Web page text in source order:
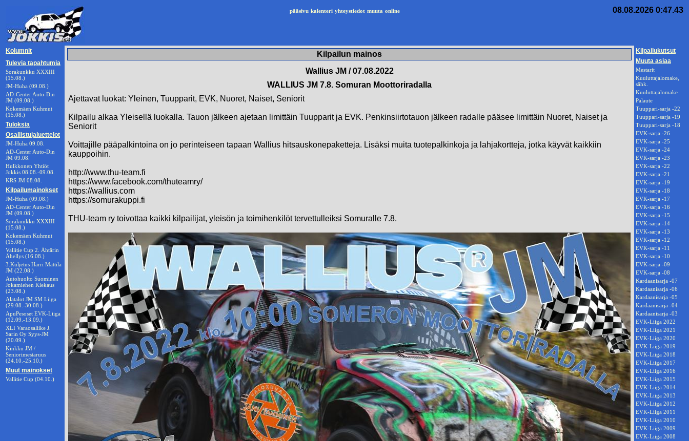
pääsivu kalenteri yhteystiedot muuta online 08.08.2026 0:47.43
Kolumnit
Tulevia tapahtumia
Sorakunkku XXXIII
(15.08.)
JM-Huha (09.08.)
AD-Center Auto-Din
JM (09.08.)
Kokemäen Kuhmut
(15.08.)
Tuloksia
Osallistujaluettelot
JM-Huha 09.08.
AD-Center Auto-Din
JM 09.08.
Hulkkonen Yhtiöt
Jokkis 08.08.-09.08.
KRS JM 08.08.
Kilpailumainokset
JM-Huha (09.08.)
AD-Center Auto-Din
JM (09.08.)
Sorakunkku XXXIII
(15.08.)
Kokemäen Kuhmut
(15.08.)
Vallitie Cup 2. Ähtärin
Ähellys (16.08.)
3.Kuljetus Harri Mattila
JM (22.08.)
Autohuolto Suominen
Jokamiehen Kiekaus
(23.08.)
Alatalot JM SM Liiga
(29.08.-30.08.)
ApuPesoset EVK-Liiga
(12.09.-13.09.)
XLI Varaosaliike J.
Sarin Oy Syys-JM
(20.09.)
Kinkku JM /
Seniorimestaruus
(24.10.-25.10.)
Muut mainokset
Vallitie Cup (04.10.)
Kilpailun mainos
Wallius JM / 07.08.2022
WALLIUS JM 7.8. Somuran Moottoriradalla
Ajettavat luokat: Yleinen, Tuupparit, EVK, Nuoret, Naiset, Seniorit
Kilpailu alkaa Yleisellä luokalla. Tauon jälkeen ajetaan limittäin Tuupparit ja EVK. Penkinsiirtotauon jälkeen radalle pääsee limittäin Nuoret, Naiset ja
Seniorit
Voittajille pääpalkintoina on jo perinteiseen tapaan Wallius hitsauskonepaketteja. Lisäksi muita tuotepalkinkoja ja lahjakortteja, jotka käyvät kaikkiin
kauppoihin.
http://www.thu-team.fi
https://www.facebook.com/thuteamry/
https://wallius.com
https://somurakuppi.fi
THU-team ry toivottaa kaikki kilpailijat, yleisön ja toimihenkilöt tervettulleiksi Somuralle 7.8.
Kilpailukutsut
Muuta asiaa
Mestarit
Kuuluttajalomake,
sähk.
Kuuluttajalomake
Palaute
Tuuppari-sarja -22
Tuuppari-sarja -19
Tuuppari-sarja -18
EVK-sarja -26
EVK-sarja -25
EVK-sarja -24
EVK-sarja -23
EVK-sarja -22
EVK-sarja -21
EVK-sarja -19
EVK-sarja -18
EVK-sarja -17
EVK-sarja -16
EVK-sarja -15
EVK-sarja -14
EVK-sarja -13
EVK-sarja -12
EVK-sarja -11
EVK-sarja -10
EVK-sarja -09
EVK-sarja -08
Kardaanisarja -07
Kardaanisarja -06
Kardaanisarja -05
Kardaanisarja -04
Kardaanisarja -03
EVK-Liiga 2022
EVK-Liiga 2021
EVK-Liiga 2020
EVK-Liiga 2019
EVK-Liiga 2018
EVK-Liiga 2017
EVK-Liiga 2016
EVK-Liiga 2015
EVK-Liiga 2014
EVK-Liiga 2013
EVK-Liiga 2012
EVK-Liiga 2011
EVK-Liiga 2010
EVK-Liiga 2009
EVK-Liiga 2008